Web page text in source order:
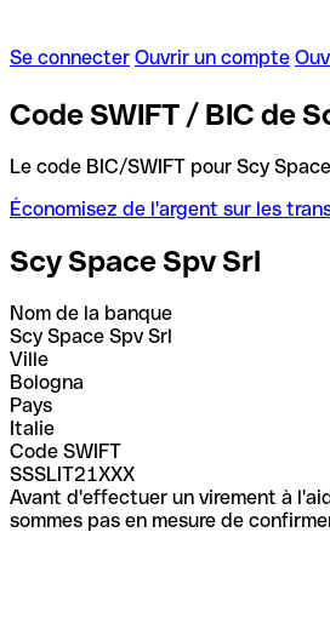
Se connecter Ouvrir un compte
Code SWIFT / BIC de
Le code BIC/SWIFT pour Scy
Économisez de l'argent sur les
Scy Space Spv Srl
Nom de la banque
Scy Space Spv Srl
Ville
Bologna
Pays
Italie
Code SWIFT
SSSLIT21XXX
Avant d'effectuer un virement à
sommes pas en mesure de